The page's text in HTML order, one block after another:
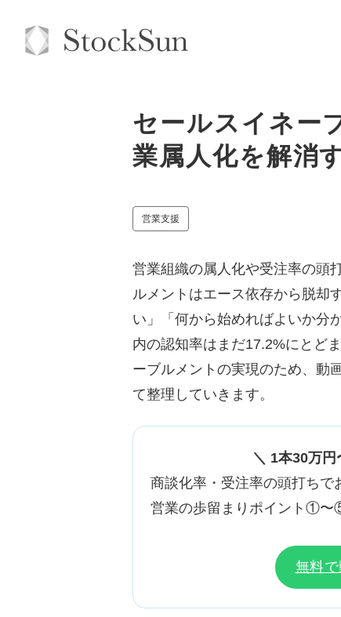
セールスイネー
業属人化を解消
営業支援
営業組織の属人化や受注率の頭
ルメントはエース依存から脱却
い」「何から始めればよいか分
内の認知率はまだ17.2%にとど
ーブルメントの実現のため、動
て整理していきます。
＼ 1本30万
商談化率・受注率の頭打ちで
営業の歩留まりポイント①〜
無料